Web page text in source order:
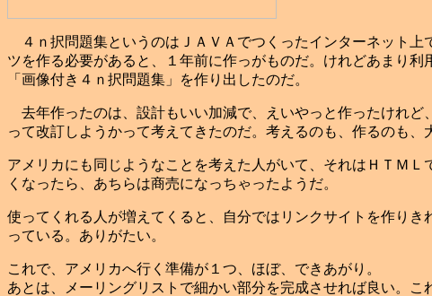
４ｎ択問題集というのはＪＡＶＡでつくったインターネット上
ツを作る必要があると、１年前に作っがものだ。けれどあまり
「画像付き４ｎ択問題集」を作り出したのだ。
去年作ったのは、設計もいい加減で、えいやっと作ったけれど
って改訂しようかって考えてきたのだ。考えるのも、作るのも、
アメリカにも同じようなことを考えた人がいて、それはＨＴＭ
くなったら、あちらは商売になっちゃったようだ。
使ってくれる人が増えてくると、自分ではリンクサイトを作り
っている。ありがたい。
これで、アメリカへ行く準備が１つ、ほぼ、できあがり。
あとは、メーリングリストで細かい部分を完成させれば良い。